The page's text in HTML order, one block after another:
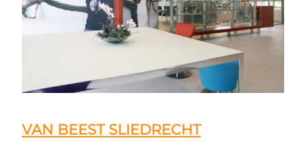
VAN BEEST SLIEDRECHT